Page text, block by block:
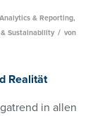
& Reporting,
Sustainability / von
Realität
in allen